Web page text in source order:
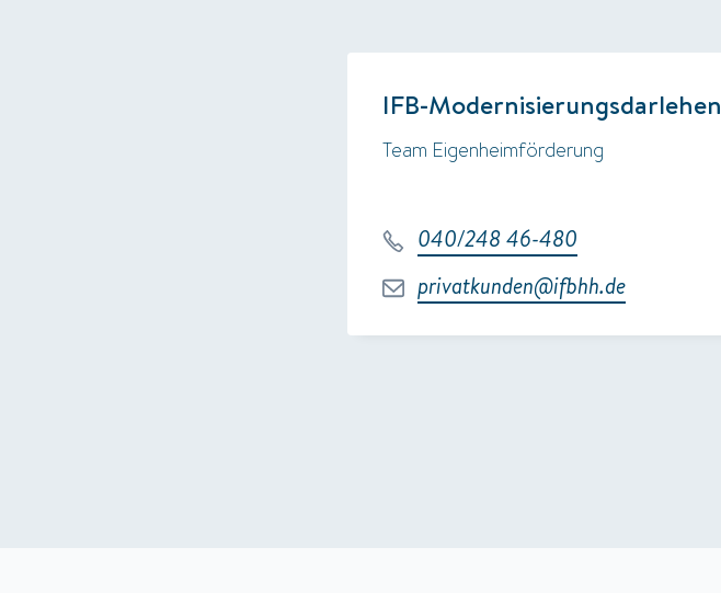
IFB-Modernisierungsdarlehen
Team Eigenheimförderung
040/248 46-480
privatkunden@ifbhh.de